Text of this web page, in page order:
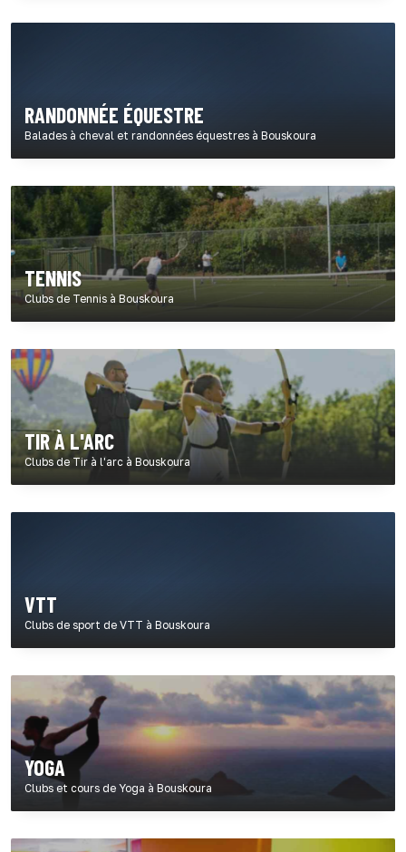
RANDONNÉE ÉQUESTRE
Balades à cheval et randonnées équestres à Bouskoura
TENNIS
Clubs de Tennis à Bouskoura
TIR À L'ARC
Clubs de Tir à l'arc à Bouskoura
VTT
Clubs de sport de VTT à Bouskoura
YOGA
Clubs et cours de Yoga à Bouskoura